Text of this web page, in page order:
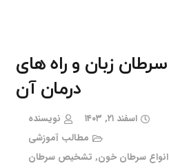
سرطان زبان و راه های
درمان آن
اسفند ۲۱, ۱۴۰۳
نویسنده
مطالب آموزشی
انواع سرطان خون, تشخیص سرطان